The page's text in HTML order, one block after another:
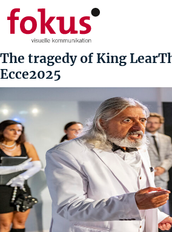
The tragedy of King
Ecce2025